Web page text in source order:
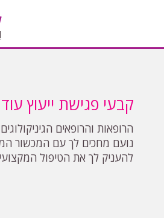
קבעי פגישת ייעוץ
הרופאות והרופאים
נועם מחכים לך עם המכשור
להעניק לך את הטיפול